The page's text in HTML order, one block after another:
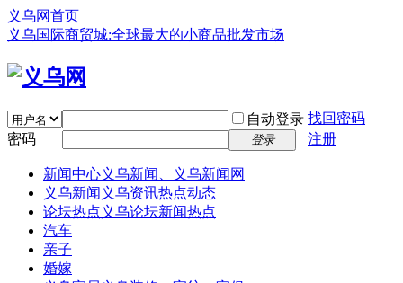
义乌网首页
义乌国际商贸城:全球最大的小商品批发市场
自动登录 找回密码
密码
登录 注册
新闻中心义乌新闻、义乌新闻网
义乌新闻 义乌资讯热点动态
论坛热点 义乌论坛新闻热点
汽车
亲子
婚嫁